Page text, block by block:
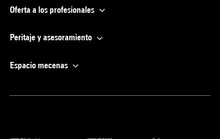
Oferta a los profesionales
Peritaje y asesoramiento
Espacio mecenas